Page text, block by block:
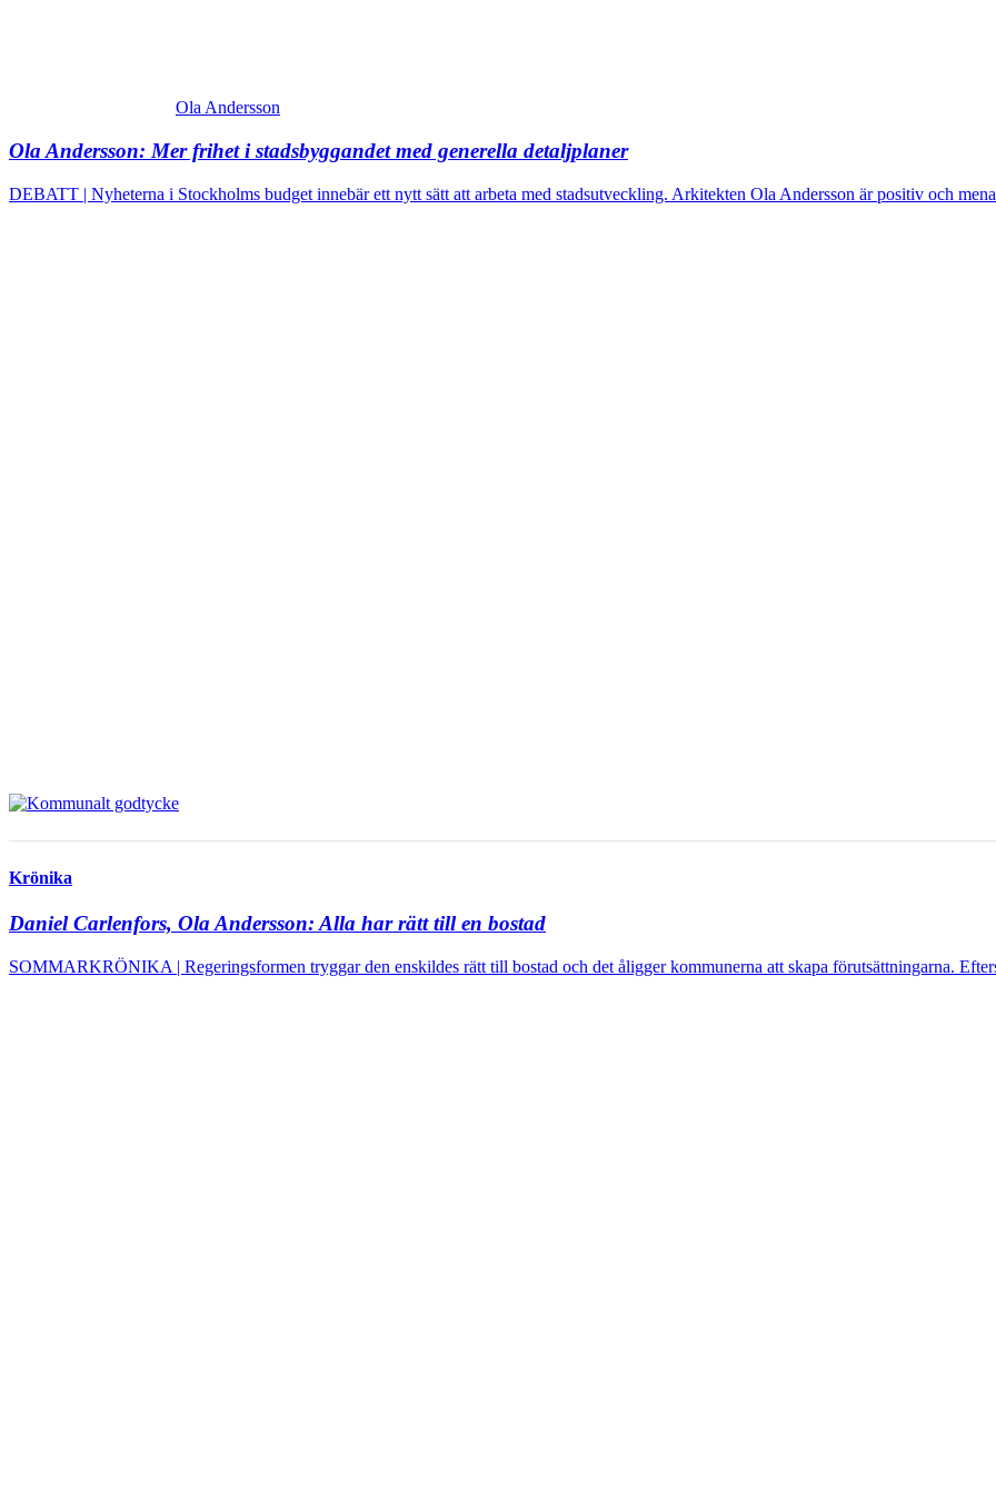
Ola Andersson
Ola Andersson: Mer frihet i stadsbyggandet med generella detaljplaner
DEBATT | Nyheterna i Stockholms budget innebär ett nytt sätt att arbeta med stadsutveckling. Arkitekten Ola Andersson är positiv och
Krönika
Daniel Carlenfors, Ola Andersson: Alla har rätt till en bostad
SOMMARKRÖNIKA | Regeringsformen tryggar den enskildes rätt till bostad och det åligger kommunerna att skapa förutsättningarna.